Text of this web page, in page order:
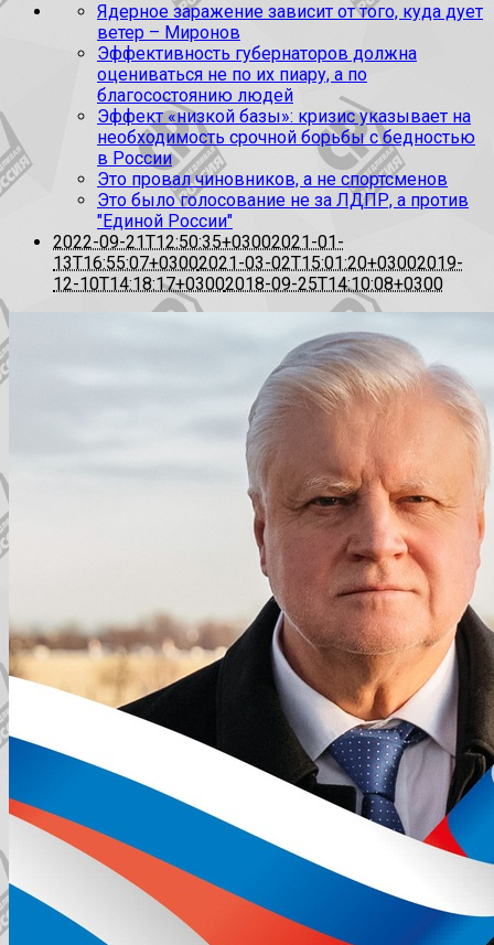
Ядерное заражение зависит от того, куда дует
ветер – Миронов
Эффективность губернаторов должна
оцениваться не по их пиару, а по
благосостоянию людей
Эффект «низкой базы»: кризис указывает на
необходимость срочной борьбы с бедностью
в России
Это провал чиновников, а не спортсменов
Это было голосование не за ЛДПР, а против
"Единой России"
2022-09-21T12:50:35+03002021-01-
13T16:55:07+03002021-03-02T15:01:20+03002019-
12-10T14:18:17+03002018-09-25T14:10:08+0300